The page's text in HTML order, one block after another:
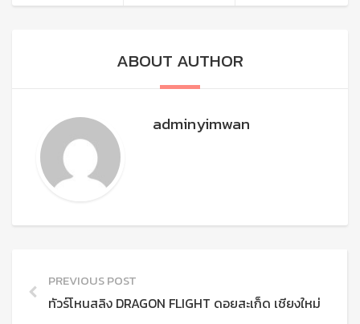
ABOUT AUTHOR
adminyimwan
PREVIOUS POST
ทัวร์โหนสลิง DRAGON FLIGHT ดอยสะเก็ด เชียงใหม่